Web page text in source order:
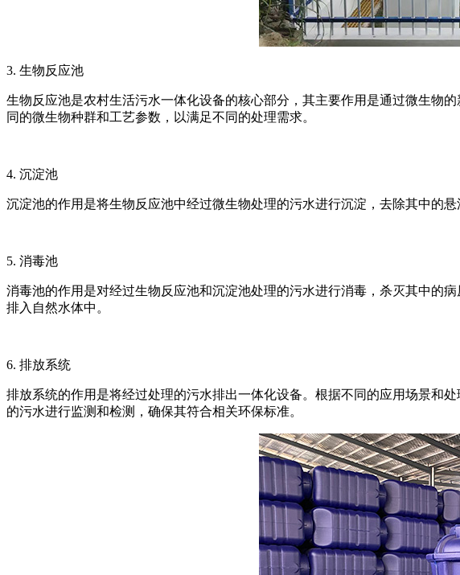
3. 生物反应池
生物反应池是农村生活污水一体化设备的核心部分，其主要作用是通过微生物
同的微生物种群和工艺参数，以满足不同的处理需求。
4. 沉淀池
沉淀池的作用是将生物反应池中经过微生物处理的污水进行沉淀，去除其中的
5. 消毒池
消毒池的作用是对经过生物反应池和沉淀池处理的污水进行消毒，杀灭其中的
排入自然水体中。
6. 排放系统
排放系统的作用是将经过处理的污水排出一体化设备。根据不同的应用场景和
的污水进行监测和检测，确保其符合相关环保标准。